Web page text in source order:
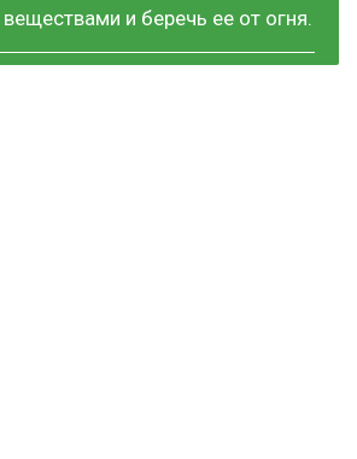
веществами и беречь ее от огня.